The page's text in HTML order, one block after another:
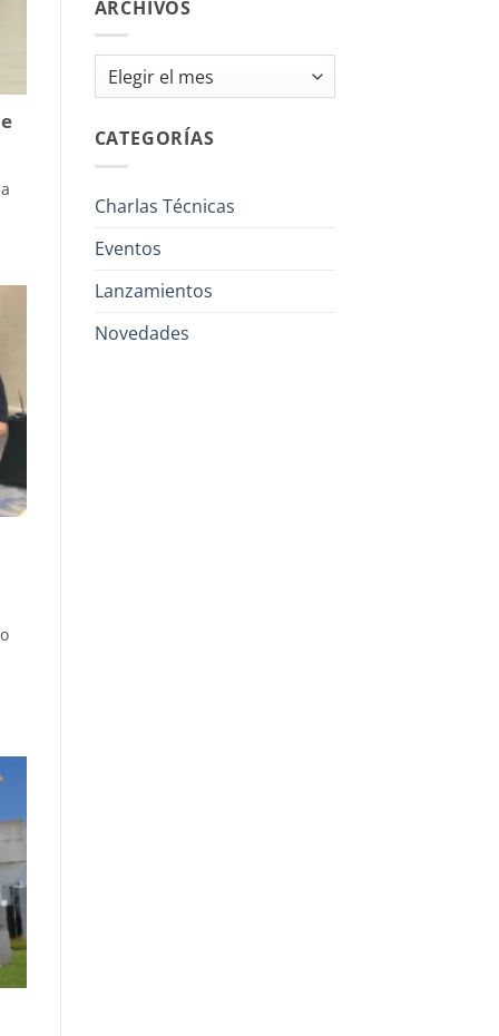
ARCHIVOS
Archivos
CATEGORÍAS
Charlas Técnicas
Eventos
Lanzamientos
Novedades